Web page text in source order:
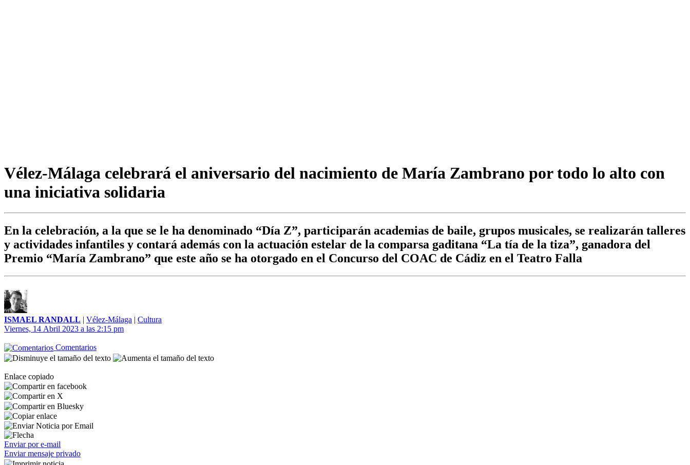
Vélez-Málaga celebrará el aniversario del nacimiento de María Zambrano por todo lo alto con
una iniciativa solidaria
En la celebración, a la que se le ha denominado “Día Z”, participarán academias de baile, grupos musicales, se realizarán talleres
y actividades infantiles y contará además con la actuación estelar de la comparsa gaditana “La tía de la tiza”, ganadora del
Premio “María Zambrano” que este año se ha otorgado en el Concurso del COAC de Cádiz en el Teatro Falla
ISMAEL RANDALL | Vélez-Málaga | Cultura
Viernes, 14 Abril 2023 a las 2:15 pm
Comentarios
Enlace copiado
Enviar por e-mail
Enviar mensaje privado